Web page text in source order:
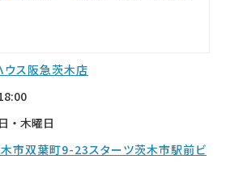
ウス阪急茨木店
・木曜日
市双葉町9-23スターツ茨木市駅前ビ